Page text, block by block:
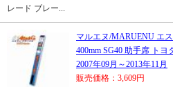
レード ブレー...
マルエヌ/MARUENU エ
400mm SG40 助手席 ト
2007年09月～2013年11月
販売価格：3,609円